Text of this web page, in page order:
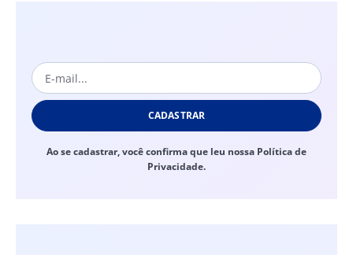
CADASTRAR
Ao se cadastrar, você confirma que leu nossa Política de
Privacidade.